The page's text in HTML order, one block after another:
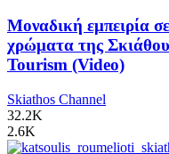
Μοναδική εμπειρία
χρώματα της
Tourism (Video)
Skiathos Channel
32.2K
2.6K